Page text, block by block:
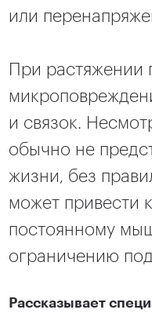
или
При растяжении
и связок.
обычно не
жизни, без
может привести
постоянному
ограничению
Рассказывает